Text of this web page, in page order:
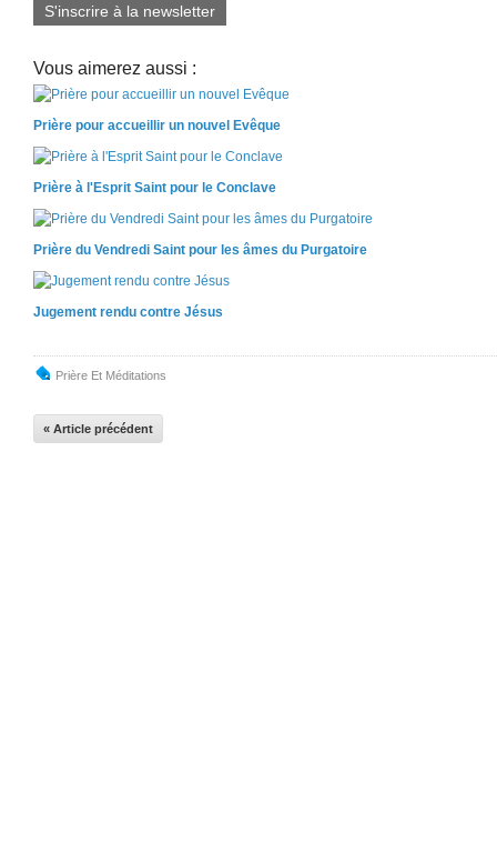
S'inscrire à la newsletter
Vous aimerez aussi :
Prière pour accueillir un nouvel Evêque
Prière à l'Esprit Saint pour le Conclave
Prière du Vendredi Saint pour les âmes du Purgatoire
Jugement rendu contre Jésus
Prière Et Méditations
« Article précédent